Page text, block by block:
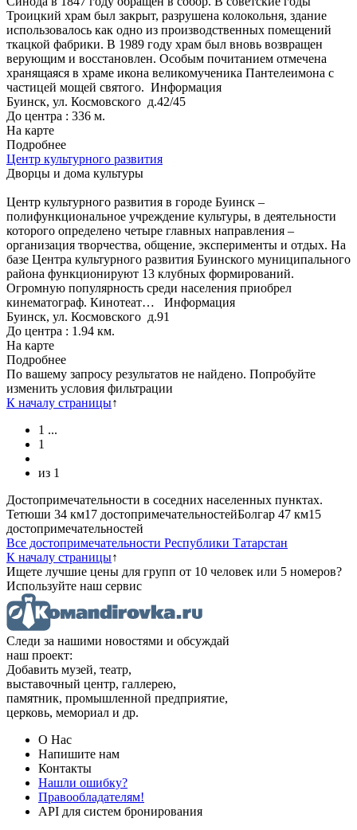
Троицкий храм был закрыт, разрушена колокольня, здание
использовалось как одно из производственных помещений
ткацкой фабрики. В 1989 году храм был вновь возвращен
верующим и восстановлен. Особым почитанием отмечена
хранящаяся в храме икона великомученика Пантелеимона с
частицей мощей святого. Информация
Буинск, ул. Космовского д.42/45
До центра : 336 м.
На карте
Подробнее
Центр культурного развития
Дворцы и дома культуры
Центр культурного развития в городе Буинск –
полифункциональное учреждение культуры, в деятельности
которого определено четыре главных направления –
организация творчества, общение, эксперименты и отдых. На
базе Центра культурного развития Буинского муниципального
района функционируют 13 клубных формирований.
Огромную популярность среди населения приобрел
кинематограф. Кинотеат… Информация
Буинск, ул. Космовского д.91
До центра : 1.94 км.
На карте
Подробнее
По вашему запросу результатов не найдено. Попробуйте
изменить условия фильтрации
К началу страницы↑
1 ...
1
из 1
Достопримечательности в соседних населенных пунктах.
Тетюши 34 км17 достопримечательностейБолгар 47 км15
достопримечательностей
Все достопримечательности Республики Татарстан
К началу страницы↑
Ищете лучшие цены для групп от 10 человек или 5 номеров?
Используйте наш сервис
Следи за нашими новостями и обсуждай
наш проект:
Добавить музей, театр,
выставочный центр, галлерею,
памятник, промышленной предприятие,
церковь, мемориал и др.
О Нас
Напишите нам
Контакты
Нашли ошибку?
Правообладателям!
API для систем бронирования